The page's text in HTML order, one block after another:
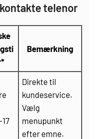
telenor
Bemærkning
Direkte til
kundeservice.
Vælg
menupunkt
efter emne.